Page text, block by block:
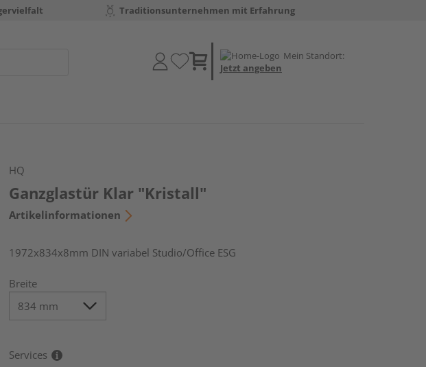
Traditionsunternehmen mit Erfahrung
Mein Standort:
Jetzt angeben
HQ
Ganzglastür Klar "Kristall"
Artikelinformationen
1972x834x8mm DIN variabel Studio/Office ESG
Breite
Services